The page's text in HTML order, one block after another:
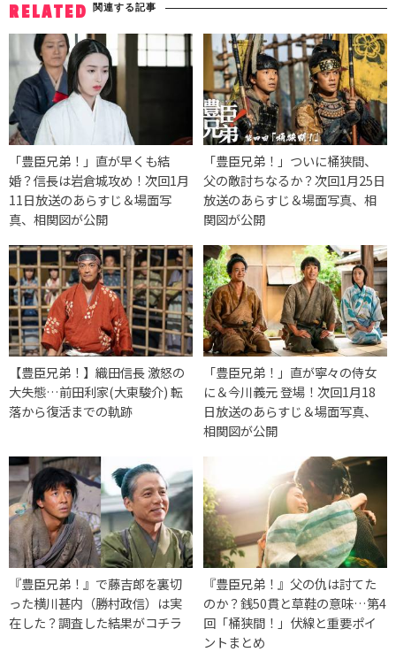
RELATED 関連する記事
「豊臣兄弟！」直が早くも結
婚？信長は岩倉城攻め！次回1月
11日放送のあらすじ＆場面写
真、相関図が公開
「豊臣兄弟！」ついに桶狭間、
父の敵討ちなるか？次回1月25日
放送のあらすじ＆場面写真、相
関図が公開
【豊臣兄弟！】織田信長 激怒の
大失態…前田利家(大東駿介) 転
落から復活までの軌跡
「豊臣兄弟！」直が寧々の侍女
に＆今川義元 登場！次回1月18
日放送のあらすじ＆場面写真、
相関図が公開
『豊臣兄弟！』で藤吉郎を裏切
った横川甚内（勝村政信）は実
在した？調査した結果がコチラ
『豊臣兄弟！』父の仇は討てた
のか？銭50貫と草鞋の意味…第4
回「桶狭間！」伏線と重要ポイ
ントまとめ